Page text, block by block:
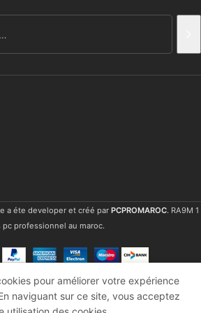
a éte developer et créé par PCPROMAROC. RA9M 1
pc professionnel au maroc.
pour améliorer votre expérience
naviguant sur ce site, vous acceptez
Dhs
En